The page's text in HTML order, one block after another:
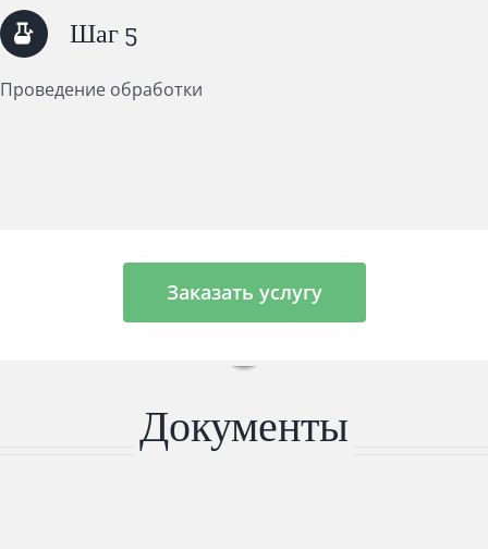
Шаг 5
Проведение обработки
Заказать услугу
Документы